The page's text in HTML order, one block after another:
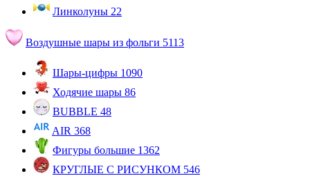
Линколуны 22
Воздушные шары из фольги 5113
Шары-цифры 1090
Ходячие шары 86
BUBBLE 48
AIR 368
Фигуры большие 1362
КРУГЛЫЕ С РИСУНКОМ 546